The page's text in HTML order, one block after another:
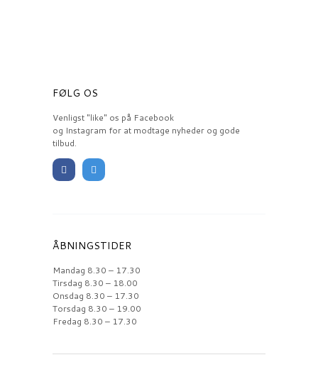
FØLG OS
Venligst "like" os på Facebook
og Instagram for at modtage nyheder og gode
tilbud.
ÅBNINGSTIDER
Mandag 8.30 – 17.30
Tirsdag 8.30 – 18.00
Onsdag 8.30 – 17.30
Torsdag 8.30 – 19.00
Fredag 8.30 – 17.30